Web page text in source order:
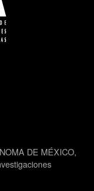
DE MÉXICO,